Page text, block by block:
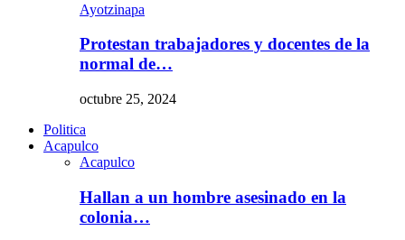
Ayotzinapa
Protestan trabajadores y docentes de la
normal de…
octubre 25, 2024
Politica
Acapulco
Acapulco
Hallan a un hombre asesinado en la
colonia…